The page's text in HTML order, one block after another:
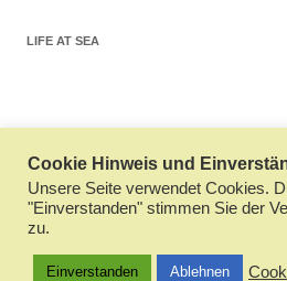
LIFE AT SEA
Datenschutzerklärung Stolz präsentiert
Cookie Hinweis und
Unsere Seite verwendet Cookies.
"Einverstanden" stimmen Sie der
zu.
Einverstanden Ablehnen